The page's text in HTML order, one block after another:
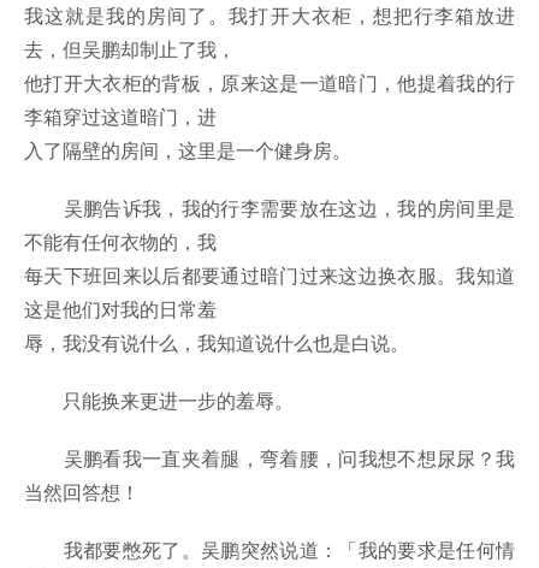
我这就是我的房间了。我打开大衣柜，想把行李箱放进
去，但吴鹏却制止了我，
他打开大衣柜的背板，原来这是一道暗门，他提着我的行
李箱穿过这道暗门，进
入了隔壁的房间，这里是一个健身房。
吴鹏告诉我，我的行李需要放在这边，我的房间里是
不能有任何衣物的，我
每天下班回来以后都要通过暗门过来这边换衣服。我知道
这是他们对我的日常羞
辱，我没有说什么，我知道说什么也是白说。
只能换来更进一步的羞辱。
吴鹏看我一直夹着腿，弯着腰，问我想不想尿尿？我
当然回答想！
我都要憋死了。吴鹏突然说道：「我的要求是任何情